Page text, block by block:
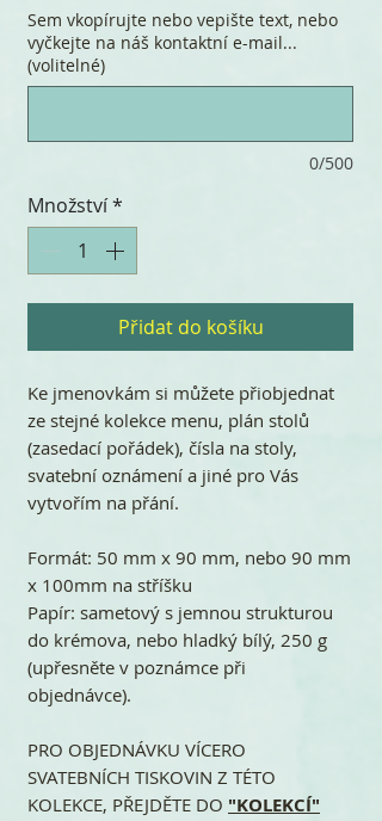
Sem vkopírujte nebo vepište text, nebo
vyčkejte na náš kontaktní e-mail...
(volitelné)
0/500
Množství*
Přidat do košíku
Ke jmenovkám si můžete přiobjednat
ze stejné kolekce menu, plán stolů
(zasedací pořádek), čísla na stoly,
svatební oznámení a jiné pro Vás
vytvořím na přání.
Formát: 50 mm x 90 mm, nebo 90 mm
x 100mm na stříšku
Papír: sametový s jemnou strukturou
do krémova, nebo hladký bílý, 250 g
(upřesněte v poznámce při
objednávce).
PRO OBJEDNÁVKU VÍCERO
SVATEBNÍCH TISKOVIN Z TÉTO
KOLEKCE, PŘEJDĚTE DO "KOLEKCÍ"